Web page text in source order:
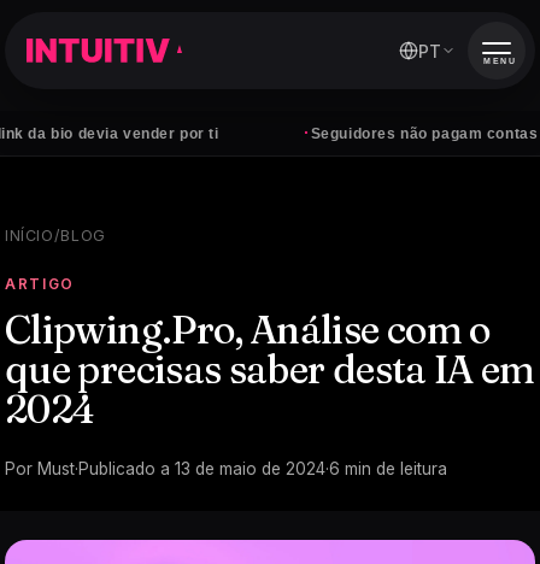
devia vender por ti Seguidores não pagam contas —
PT MENU
INÍCIO/BLOG
ARTIGO
Clipwing.Pro, Análise com o
que precisas saber desta IA em
2024
Por Must·Publicado a 13 de maio de 2024·6 min de leitura